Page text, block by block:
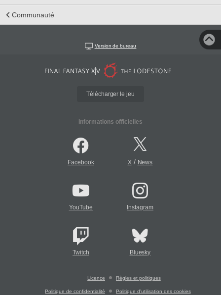
Communauté
Version de bureau
Télécharger le jeu
Informations officielles
Facebook X/ News
YouTube Instagram
Twitch Bluesky
Licence Règles et politiques
Politique de confidentialité Politique d'utilisation des cookies